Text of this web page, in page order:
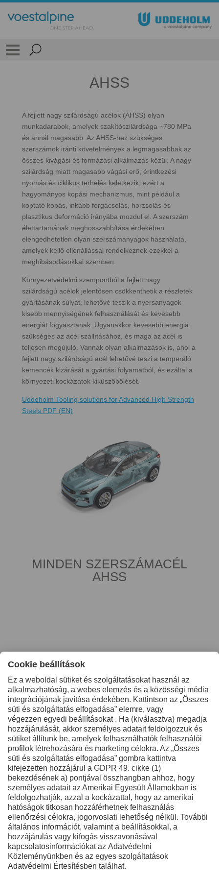
AHSS
A fejlett nagy szilárdságú acélok (AHSS) olyan
munkadarabok, amelyek szakítószilárdsága ~780 MPa
és annál magasabb. Az AHSS-hez szükséges
szerszámok iránti követelmények a legmagasabbak az
összes kivágási és formázási alkalmazás közül. A nagy
szilárdság miatt magasabb vágási erő, érintkezési
nyomás és ciklikus terhelés keletkezik, ezért a
hagyományos kopási mechanizmus, mint például a
koptató kopás, inkább forgácsolás, horzsolás és
plasztikus deformáció irányába mozdul el. A szerszám
élettartamának meghosszabbítása érdekében
elengedhetetlen olyan szerszámanyagok használata,
amelyek kellő ellenállással rendelkeznek ezekkel a
meghibásodásokkal szemben.
Környezetvédelmi szempontból a fejlett nagy
szilárdságú acélok jelentősen csökkenthetik a részletek
gyártásának súlyát, lehetővé teszik a nyersanyagok
kisebb mennyiségének felhasználását és kevesebb
energiát fogyasztanak. Ugyanakkor kevesebb energia
szükséges az acél szállításához, és maga az acél is
teljesen megújuló. Vannak olyan alkalmazások is, ahol a
fejlett nagy szilárdságú acél lehetővé teszi a temperáló
kemencék kizárását a gyártási folyamatból, és ezáltal a
környezeti kockázatok kiküszöbölését.
Uddeholm Tooling solutions for Advanced High Strength
Steels PDF (EN)
MINDEN SZERSZÁMACÉL
AHSS
További információkért
lépjen kapcsolatba velünk
Kapcsolat
Facebook
Instagram